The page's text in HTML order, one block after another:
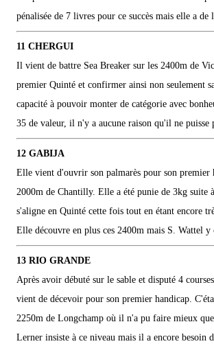
pénalisée de 7 livres pour ce succès mais elle a de
11 CHERGUI
Il vient de battre Sea Breaker sur les 2400m de
premier Quinté et confirmer ainsi non seulement
capacité à pouvoir monter de catégorie avec
35 de valeur, il n'y a aucune raison qu'il ne puisse
12 GABIJA
Elle vient d'ouvrir son palmarès pour son premier
2000m de Chantilly. Elle a été punie de 3kg suite
s'aligne en Quinté cette fois tout en étant encore
Elle découvre en plus ces 2400m mais S. Wattel y
13 RIO GRANDE
Après avoir débuté sur le sable et disputé 4
vient de décevoir pour son premier handicap.
2250m de Longchamp où il n'a pu faire mieux
Lerner insiste à ce niveau mais il a encore besoin